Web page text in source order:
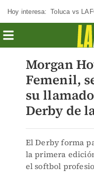
Hoy interesa: Toluca vs
Morgan
Femenil,
su
Derby de
El Derby forma
la primera
el softbol